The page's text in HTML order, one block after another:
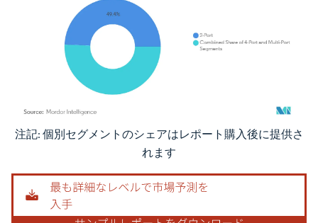
画像 © Mordor Intelligence。再利用にはCC BY 4.0の表示が必要です。
注記: 個別セグメントのシェアはレポート購入後に提供さ
れます